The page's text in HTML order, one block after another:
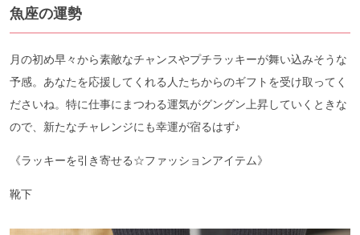
魚座の運勢
月の初め早々から素敵なチャンスやプチラッキーが舞い込みそうな
予感。あなたを応援してくれる人たちからのギフトを受け取ってく
ださいね。特に仕事にまつわる運気がグングン上昇していくときな
ので、新たなチャレンジにも幸運が宿るはず♪
《ラッキーを引き寄せる☆ファッションアイテム》
靴下